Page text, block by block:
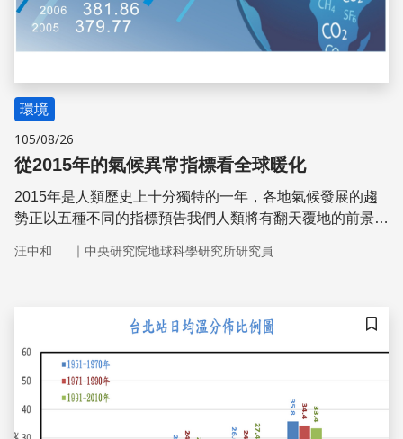
環境
105/08/26
從2015年的氣候異常指標看全球暖化
2015年是人類歷史上十分獨特的一年，各地氣候發展的趨
勢正以五種不同的指標預告我們人類將有翻天覆地的前景。
個月邁過400ppm的門檻。接著，美國國家海洋暨大氣總署
2016年天氣演變十分難以掌握的變數。第四，2015年十月
的全球海平面觀測值又達到新的高峰，比1993年開啟衛星
觀測以來的基值整整提高了8公分。最後，2015年三月北冰
洋的冰蓋面積只有1千4百多萬平方公里，不但是有史以來
冬季觀測紀錄的最低值，也顯示極區的升溫情況遠遠超過
汪中和 ｜ 中央研究院地球科學研究所研究員
儲存